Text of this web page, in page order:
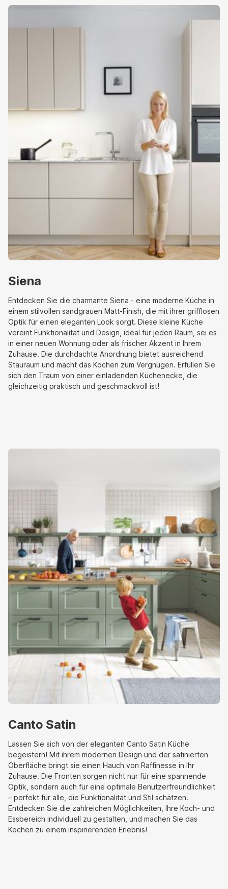
Siena
Entdecken Sie die charmante Siena - eine moderne Küche in
einem stilvollen sandgrauen Matt-Finish, die mit ihrer grifflosen
Optik für einen eleganten Look sorgt. Diese kleine Küche
vereint Funktionalität und Design, ideal für jeden Raum, sei es
in einer neuen Wohnung oder als frischer Akzent in Ihrem
Zuhause. Die durchdachte Anordnung bietet ausreichend
Stauraum und macht das Kochen zum Vergnügen. Erfüllen Sie
sich den Traum von einer einladenden Küchenecke, die
gleichzeitig praktisch und geschmackvoll ist!
Canto Satin
Lassen Sie sich von der eleganten Canto Satin Küche
begeistern! Mit ihrem modernen Design und der satinierten
Oberfläche bringt sie einen Hauch von Raffinesse in Ihr
Zuhause. Die Fronten sorgen nicht nur für eine spannende
Optik, sondern auch für eine optimale Benutzerfreundlichkeit
– perfekt für alle, die Funktionalität und Stil schätzen.
Entdecken Sie die zahlreichen Möglichkeiten, Ihre Koch- und
Essbereich individuell zu gestalten, und machen Sie das
Kochen zu einem inspirierenden Erlebnis!